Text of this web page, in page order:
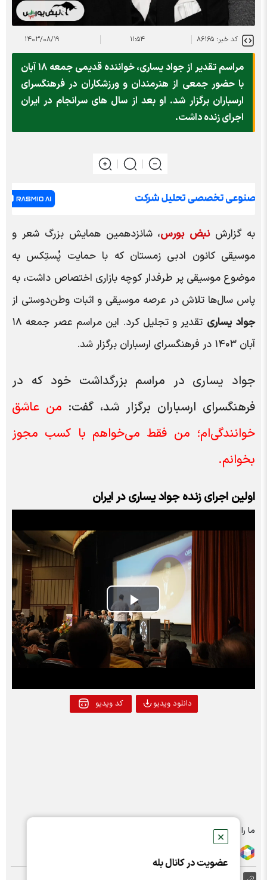
✕
عضویت در کانال بله
کد خبر: ۸۶۱۶۵ ۱۱:۵۴ ۱۴۰۳/۰۸/۱۹
مراسم تقدیر از جواد یساری، خواننده قدیمی جمعه ۱۸ آبان
با حضور جمعی از هنرمندان و ورزشکاران در فرهنگسرای
ارسباران برگزار شد. او بعد از سال های سرانجام در ایران
اجرای زنده داشت.
به گزارشنبض بورس، شانزدهمین همایش بزرگ شعر و
موسیقی کانون ادبی زمستان که با حمایت پُستِکس به
موضوع موسیقی پر طرفدار کوچه بازاری اختصاص داشت، به
پاس سال‌ها تلاش در عرصه موسیقی و اثبات وطن‌دوستی از
جواد یساری
تقدیر و تجلیل کرد. این مراسم عصر جمعه ۱۸
آبان ۱۴۰۳ در فرهنگسرای ارسباران برگزار شد.
جواد یساری در مراسم بزرگداشت خود که در
فرهنگسرای ارسباران برگزار شد، گفت: من عاشق
خوانندگی‌ام؛ من فقط می‌خواهم با کسب مجوز
بخوانم.
اولین اجرای زنده جواد یساری در ایران
Play
Video
دانلود ویدیو کد ویدیو
ما را در شبکه های اجتماعی دنبال کنید :